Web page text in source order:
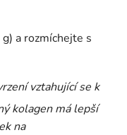
a rozmíchejte s
vztahující se k
kolagen má lepší
na